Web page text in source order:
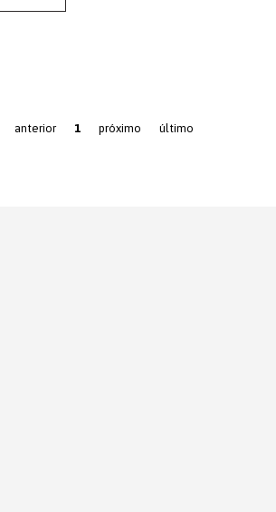
anterior 1 próximo último